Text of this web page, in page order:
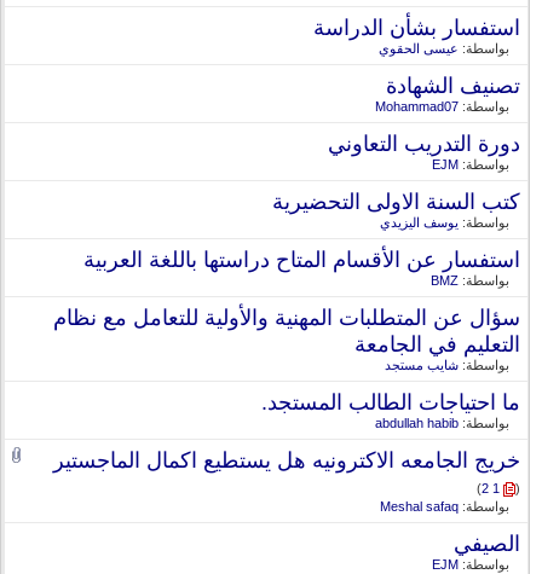
استفسار بشأن الدراسة
بواسطة:عيسى الحقوي
تصنيف الشهادة
بواسطة:Mohammad07
دورة التدريب التعاوني
بواسطة:EJM
كتب السنة الاولى التحضيرية
بواسطة:يوسف اليزيدي
استفسار عن الأقسام المتاح دراستها باللغة العربية
بواسطة:BMZ
سؤال عن المتطلبات المهنية والأولية للتعامل مع نظام
التعليم في الجامعة
بواسطة:شايب مستجد
ما احتياجات الطالب المستجد.
بواسطة:abdullah habib
خريج الجامعه الاكترونيه هل يستطيع اكمال الماجستير
1
2
بواسطة:Meshal safaq
الصيفي
بواسطة:EJM